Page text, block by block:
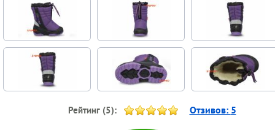
Рейтинг (5): Отзивов: 5